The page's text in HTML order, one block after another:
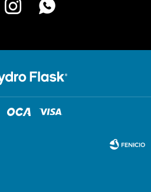
 